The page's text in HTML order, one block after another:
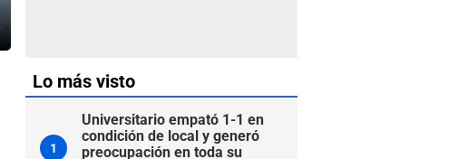
Lo más visto
1
Universitario empató 1-1 en
condición de local y generó
preocupación en toda su